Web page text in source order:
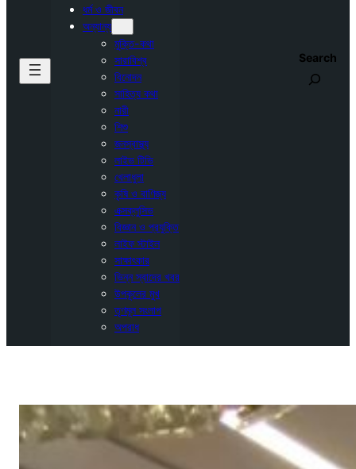
ধর্ম ও জীবন
অন্যান্য
মুক্তি-কথা
সারাবিশ্ব
বিনোদন
সাহিত্য কথা
নারী
শিশু
জনস্বাস্থ্য
লাইভ টিভি
খেলাধুলা
কৃষি ও বাণিজ্য
এক্সক্লুসিভ
বিজ্ঞান ও প্রযুক্তি
লাইফ স্টাইল
সাক্ষাৎকার
ভিন্ন স্বাদের খবর
উপকূলের মুখ
তৃণমূল সংলাপ
অপরাধ
Search